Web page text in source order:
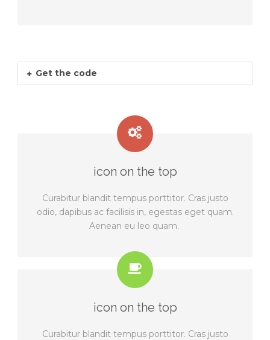
Get the code
icon on the top
Curabitur blandit tempus porttitor. Cras justo
odio, dapibus ac facilisis in, egestas eget quam.
Aenean eu leo quam.
icon on the top
Curabitur blandit tempus porttitor. Cras justo